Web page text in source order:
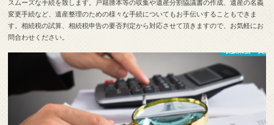
スムーズな手続を致します。戸籍謄本等の収集や遺産分割協議書の作成、遺産の名義
変更手続など、遺産整理のための様々な手続についてもお手伝いすることもできま
す。相続税の試算、相続税申告の要否判定から対応させて頂きますので、お気軽にお
問合わせください。